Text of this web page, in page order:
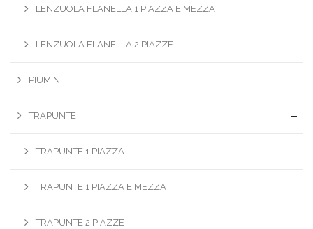
LENZUOLA FLANELLA 1 PIAZZA E MEZZA
LENZUOLA FLANELLA 2 PIAZZE
PIUMINI
TRAPUNTE
TRAPUNTE 1 PIAZZA
TRAPUNTE 1 PIAZZA E MEZZA
TRAPUNTE 2 PIAZZE